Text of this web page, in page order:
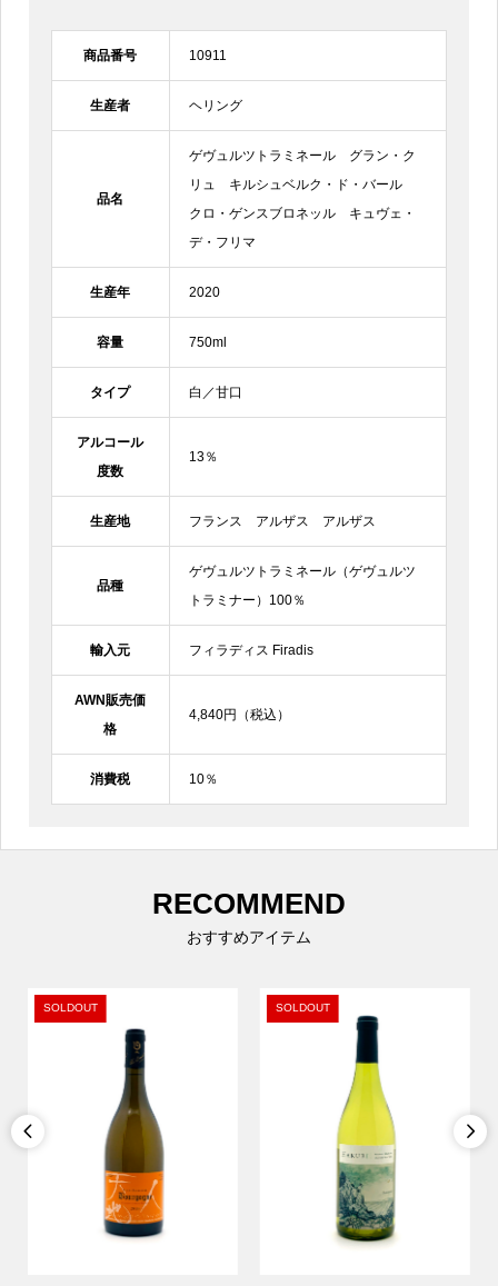
商品番号 10911
生産者 ヘリング
品名
ゲヴュルツトラミネール グラン・ク
リュ キルシュベルク・ド・バール
クロ・ゲンスブロネッル キュヴェ・
デ・フリマ
生産年 2020
容量 750ml
タイプ 白／甘口
アルコール
度数
13％
生産地 フランス アルザス アルザス
品種
ゲヴュルツトラミネール（ゲヴュルツ
トラミナー）100％
輸入元 フィラディス Firadis
AWN販売価
格
4,840円（税込）
消費税 10％
RECOMMEND
おすすめアイテム

SOLDOUT SOLDOUT
